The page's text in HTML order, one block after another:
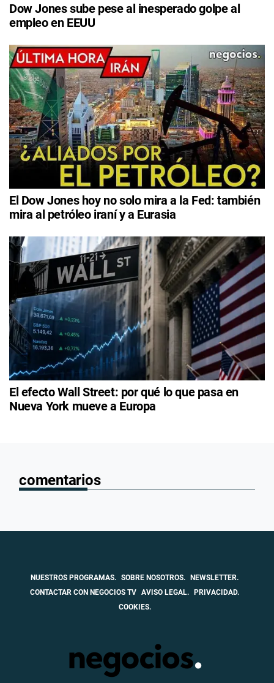
Dow Jones sube pese al inesperado golpe al
empleo en EEUU
El Dow Jones hoy no solo mira a la Fed: también
mira al petróleo iraní y a Eurasia
El efecto Wall Street: por qué lo que pasa en
Nueva York mueve a Europa
comentarios
NUESTROS PROGRAMAS. SOBRE NOSOTROS. NEWSLETTER.
CONTACTAR CON NEGOCIOS TV AVISO LEGAL. PRIVACIDAD.
COOKIES.